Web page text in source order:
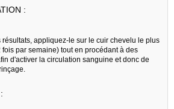
:
appliquez-le sur le cuir chevelu le plus
par semaine) tout en procédant à des
d'activer la circulation sanguine et donc de